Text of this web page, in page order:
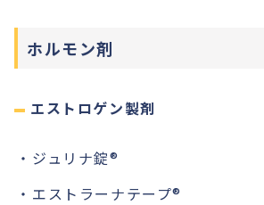
ホルモン剤
エストロゲン製剤
ジュリナ錠®︎
エストラーナテープ®︎